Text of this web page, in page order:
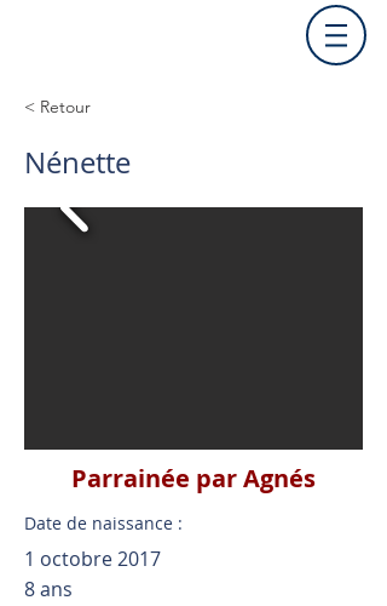
< Retour
Nénette
Parrainée par Agnés
Date de naissance :
1 octobre 2017
8 ans